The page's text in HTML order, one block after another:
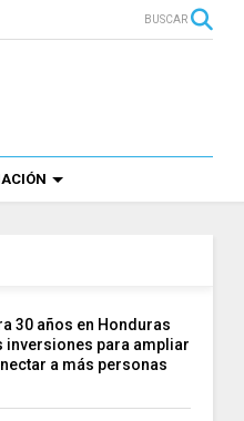
BUSCAR
30 años en Honduras
inversiones para ampliar
a más personas